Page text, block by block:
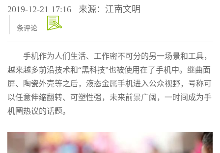
2019-12-21 17:16 来源：江南文明
条评论
手机作为人们生活、工作密不可分的另一场景和工具，
越来越多前沿技术和“黑科技”也被使用在了手机中。继曲面
屏、陶瓷外壳等之后，液态金属手机进入公众视野，号称可
以任意伸缩翻转、可塑性强，未来前景广阔，一时间成为手
机圈热议的话题。